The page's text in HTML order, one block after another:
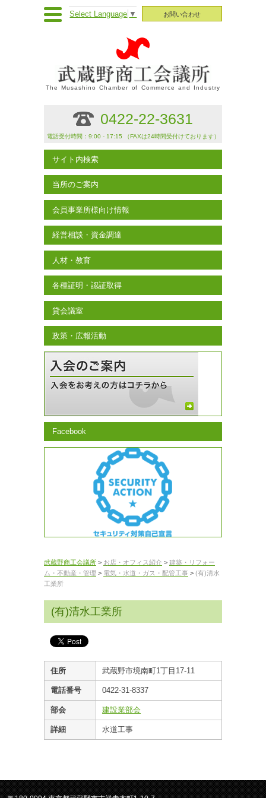
お問い合わせ
Select Language ▼
The Musashino Chamber of Commerce and Industry
0422-22-3631
電話受付時間：9:00 - 17:15 （FAXは24時間受付けております）
サイト内検索
当所のご案内
会員事業所様向け情報
経営相談・資金調達
人材・教育
各種証明・認証取得
貸会議室
政策・広報活動
Facebook
武蔵野商工会議所 > お店・オフィス紹介 > 建築・リフォー
ム・不動産・管理 > 電気・水道・ガス・配管工事 > (有)清水
工業所
(有)清水工業所
住所 武蔵野市境南町1丁目17-11
電話番号 0422-31-8337
部会 建設業部会
詳細 水道工事